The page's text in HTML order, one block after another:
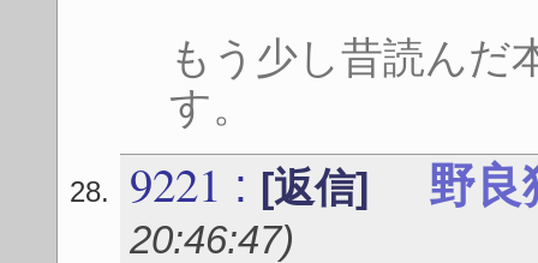
もう少し昔読んだ
す。
9221 : [返信] 野良
20:46:47)